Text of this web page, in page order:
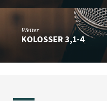
Weiter
KOLOSSER 3,1-4